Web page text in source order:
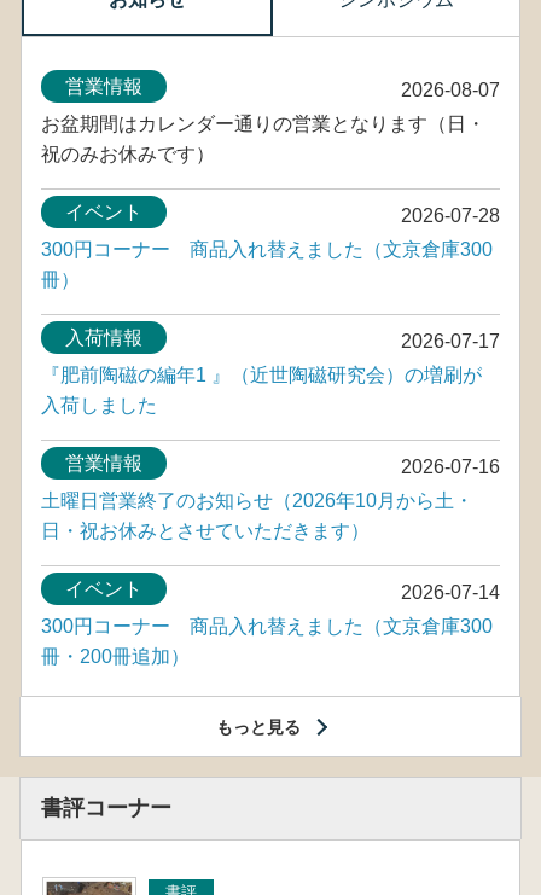
2026-08-07
営業情報
お盆期間はカレンダー通りの営業となります（日・
祝のみお休みです）
2026-07-28
イベント
300円コーナー 商品入れ替えました（文京倉庫300
冊）
2026-07-17
入荷情報
『肥前陶磁の編年1 』（近世陶磁研究会）の増刷が
入荷しました
2026-07-16
営業情報
土曜日営業終了のお知らせ（2026年10月から土・
日・祝お休みとさせていただきます）
2026-07-14
イベント
300円コーナー 商品入れ替えました（文京倉庫300
冊・200冊追加）
もっと見る
書評コーナー